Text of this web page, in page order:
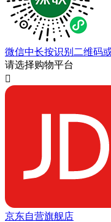
微信中长按识别二维码
请选择购物平台

京东自营旗舰店